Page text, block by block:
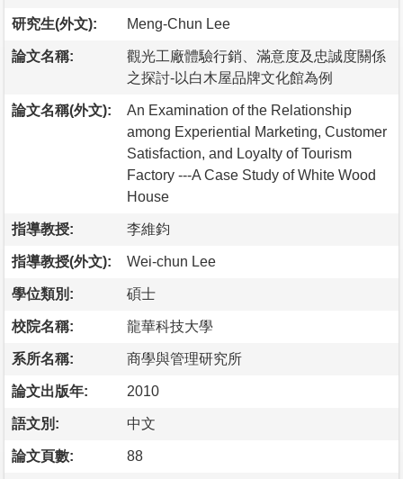
研究生(外文): Meng-Chun Lee
論文名稱:
觀光工廠體驗行銷、滿意度及忠誠度關係
之探討-以白木屋品牌文化館為例
論文名稱(外文):
An Examination of the Relationship
among Experiential Marketing, Customer
Satisfaction, and Loyalty of Tourism
Factory ---A Case Study of White Wood
House
指導教授: 李維鈞
指導教授(外文): Wei-chun Lee
學位類別: 碩士
校院名稱: 龍華科技大學
系所名稱: 商學與管理研究所
論文出版年: 2010
語文別: 中文
論文頁數: 88